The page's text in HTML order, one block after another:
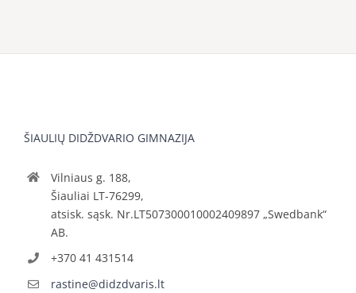
ŠIAULIŲ DIDŽDVARIO GIMNAZIJA
Vilniaus g. 188,
Šiauliai LT-76299,
atsisk. sąsk. Nr.LT507300010002409897 „Swedbank“
AB.
+370 41 431514
rastine@didzdvaris.lt